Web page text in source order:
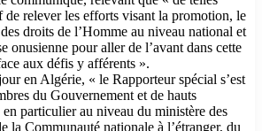
relever les efforts visant la promotion, le
droits de l’Homme au niveau national et
onusienne pour aller de l’avant dans cette
aux défis y afférents ».
en Algérie, « le Rapporteur spécial s’est
du Gouvernement et de hauts
en particulier au niveau du ministère des
la Communauté nationale à l’étranger, du